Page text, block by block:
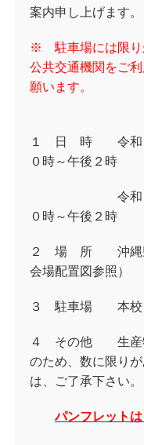
案内申し上げます。
※ 駐車場には限り
公共交通機関をご
願います。
１ 日 時 令和５
０時～午後２時
令和５年１
０時～午後２時
２ 場 所 沖縄県
会場配置図参照）
３ 駐車場 本校
４ その他 生産物
のため、数に限り
は、ご了承下さい。
パンフレット